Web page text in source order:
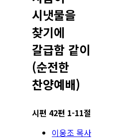
시냇물을
찾기에
갈급함 같이
(순전한
찬양예배)
시편 42편 1-11절
이웅조 목사